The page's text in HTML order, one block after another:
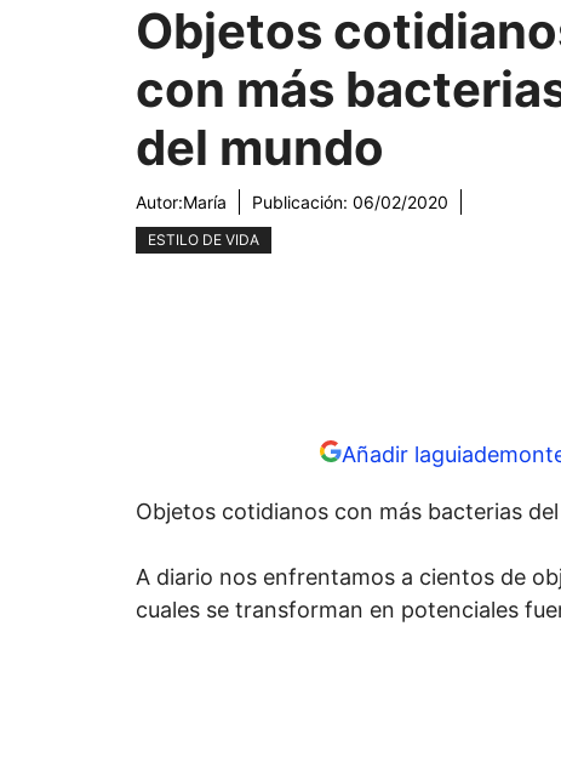
Objetos
con más
del mundo
Autor:María Publicación: 06/02/2020
ESTILO DE VIDA
Añadir
Objetos cotidianos con más bacterias
A diario nos enfrentamos a cientos de
cuales se transforman en potenciales